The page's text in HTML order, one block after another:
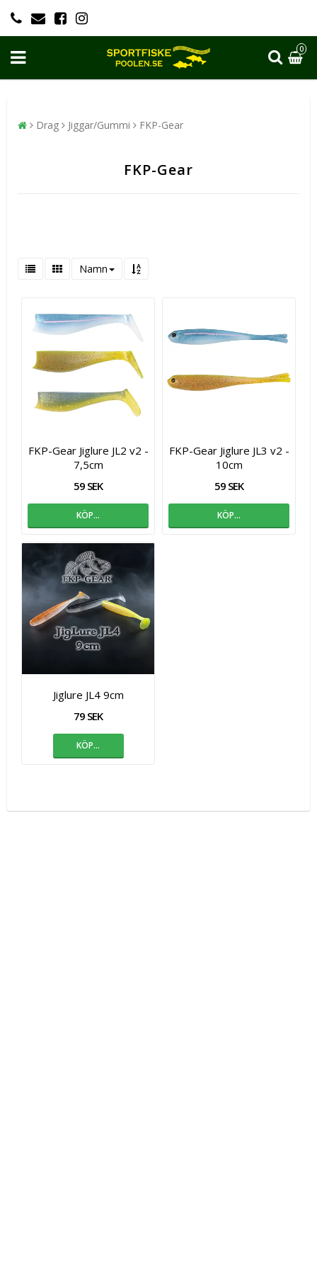
0
Drag Jiggar/Gummi FKP-Gear
FKP-Gear
Namn
FKP-Gear Jiglure JL2 v2 -
7,5cm
59 SEK
KÖP…
FKP-Gear Jiglure JL3 v2 -
10cm
59 SEK
KÖP…
Jiglure JL4 9cm
79 SEK
KÖP…